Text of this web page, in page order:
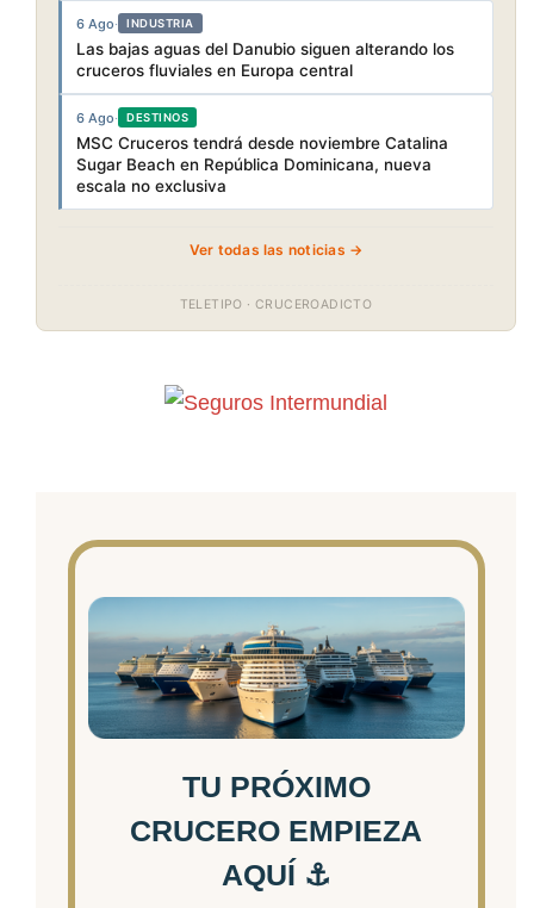
6 Ago· INDUSTRIA
Las bajas aguas del Danubio siguen alterando los
cruceros fluviales en Europa central
6 Ago· DESTINOS
MSC Cruceros tendrá desde noviembre Catalina
Sugar Beach en República Dominicana, nueva
escala no exclusiva
Ver todas las noticias →
TELETIPO · CRUCEROADICTO